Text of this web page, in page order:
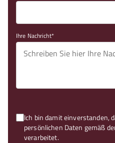
Ihre Nachricht
Ich bin damit einverstanden,
persönlichen Daten gemäß
verarbeitet.